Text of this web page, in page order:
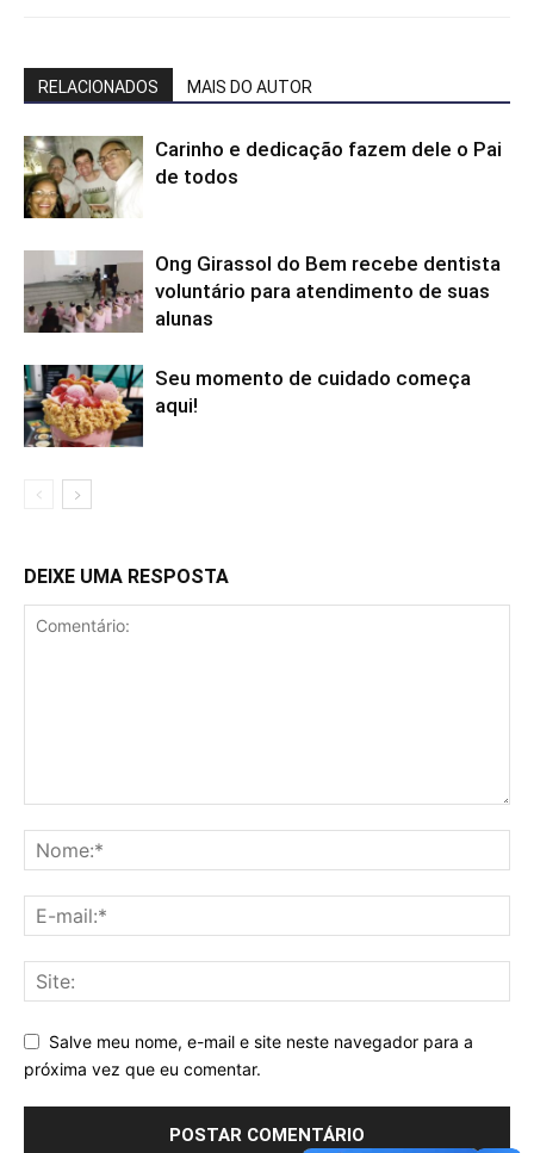
RELACIONADOS MAIS DO AUTOR
Carinho e dedicação fazem dele o Pai
de todos
Ong Girassol do Bem recebe dentista
voluntário para atendimento de suas
alunas
Seu momento de cuidado começa
aqui!
DEIXE UMA RESPOSTA
Salve meu nome, e-mail e site neste navegador para a
próxima vez que eu comentar.